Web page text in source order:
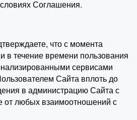
Соглашения.
что с момента
в течение времени пользования
сервисами
Сайта вплоть до
в администрацию Сайта с
от любых взаимоотношений с